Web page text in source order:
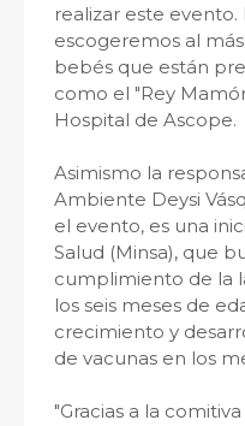
realizar este evento.
escogeremos al
bebés que están
como el "Rey
Hospital de Ascope.
Asimismo la
Ambiente Deysi
el evento, es una
Salud (Minsa), que
cumplimiento de la
los seis meses de
crecimiento y
de vacunas en los
"Gracias a la